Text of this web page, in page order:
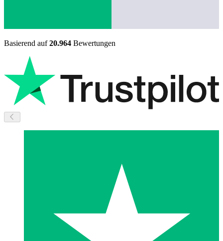
Basierend auf20.964 Bewertungen